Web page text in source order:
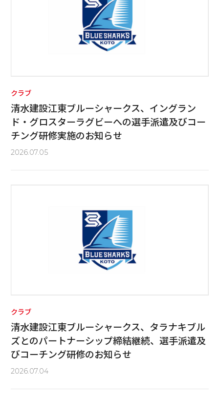
クラブ
清水建設江東ブルーシャークス、イングラン
ド・グロスターラグビーへの選手派遣及びコー
チング研修実施のお知らせ
2026.07.05
クラブ
清水建設江東ブルーシャークス、タラナキブル
ズとのパートナーシップ締結継続、選手派遣及
びコーチング研修のお知らせ
2026.07.04